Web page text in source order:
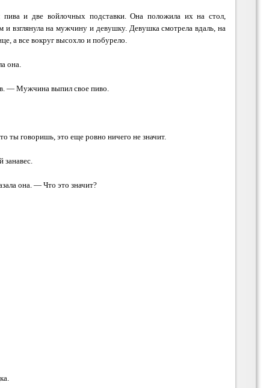
и две войлочных подставки. Она положила их на стол,
и взглянула на мужчину и девушку. Девушка смотрела вдаль, на
а все вокруг высохло и побурело.
она.
— Мужчина выпил свое пиво.
ты говоришь, это еще ровно ничего не значит.
занавес.
она. — Что это значит?